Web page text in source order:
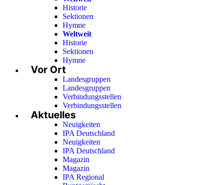
Historie
Sektionen
Hymne
Weltweit
Historie
Sektionen
Hymne
Vor Ort
Landesgruppen
Landesgruppen
Verbindungsstellen
Verbindungsstellen
Aktuelles
Neuigkeiten
IPA Deutschland
Neuigkeiten
IPA Deutschland
Magazin
Magazin
IPA Regional